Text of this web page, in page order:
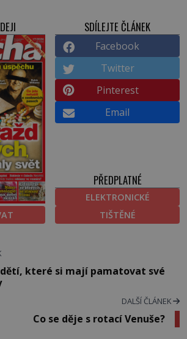
SDÍLEJTE ČLÁNEK
Facebook
Twitter
Pinterest
Email
PŘEDPLATNÉ
ELEKTRONICKÉ
TIŠTĚNÉ
dětí, které si mají pamatovat své
DALŠÍ ČLÁNEK
Co se děje s rotací Venuše?